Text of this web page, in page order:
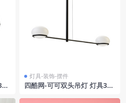
灯具-装饰-摆件
四酷网-可可双头吊灯 灯具3D